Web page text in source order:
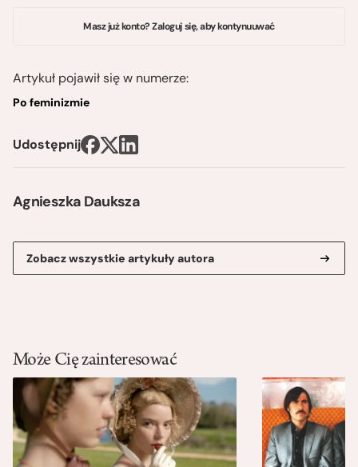
Agnieszka Dauksza
Zobacz wszystkie artykuły autora
Masz już konto? Zaloguj się, aby kontynuuwać
Artykuł pojawił się w numerze:
Po feminizmie
Udostępnij
Może Cię zainteresować